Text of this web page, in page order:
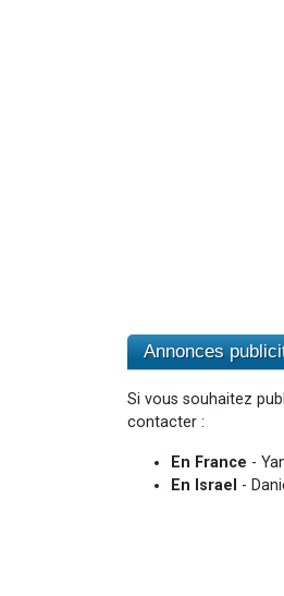
Annonces
Si vous souhaitez
contacter :
En France -
En Israel -